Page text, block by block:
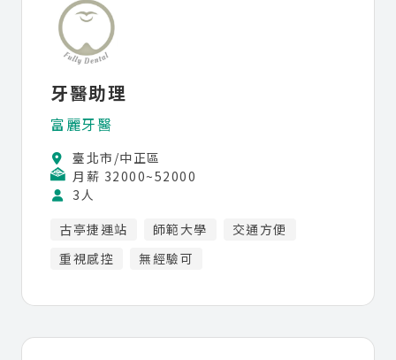
牙醫助理
富麗牙醫
臺北市/中正區
月薪 32000~52000
3人
古亭捷運站
師範大學
交通方便
重視感控
無經驗可